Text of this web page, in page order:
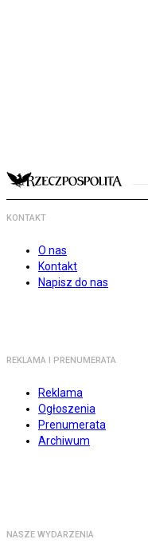
KONTAKT
O nas
Kontakt
Napisz do nas
REKLAMA I PRENUMERATA
Reklama
Ogłoszenia
Prenumerata
Archiwum
NASZE WYDARZENIA